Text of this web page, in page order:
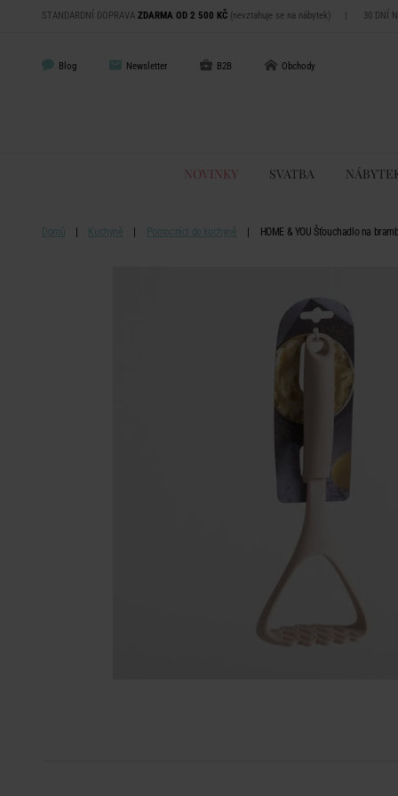
STANDARDNÍ DOPRAVA ZDARMA OD 2 500 KČ (nevztahuje se na nábytek) | 30 DNÍ
Blog Newsletter B2B Obchody
NOVINKY SVATBA
Domů Kuchyně Pomocníci do kuchyně HOME & YOU Šťouchadlo na